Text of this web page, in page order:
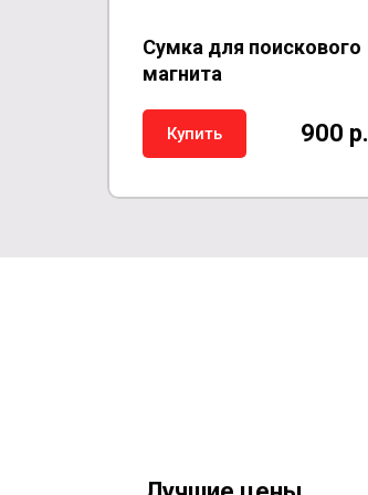
Сумка для поискового
магнита
Купить 900 р.